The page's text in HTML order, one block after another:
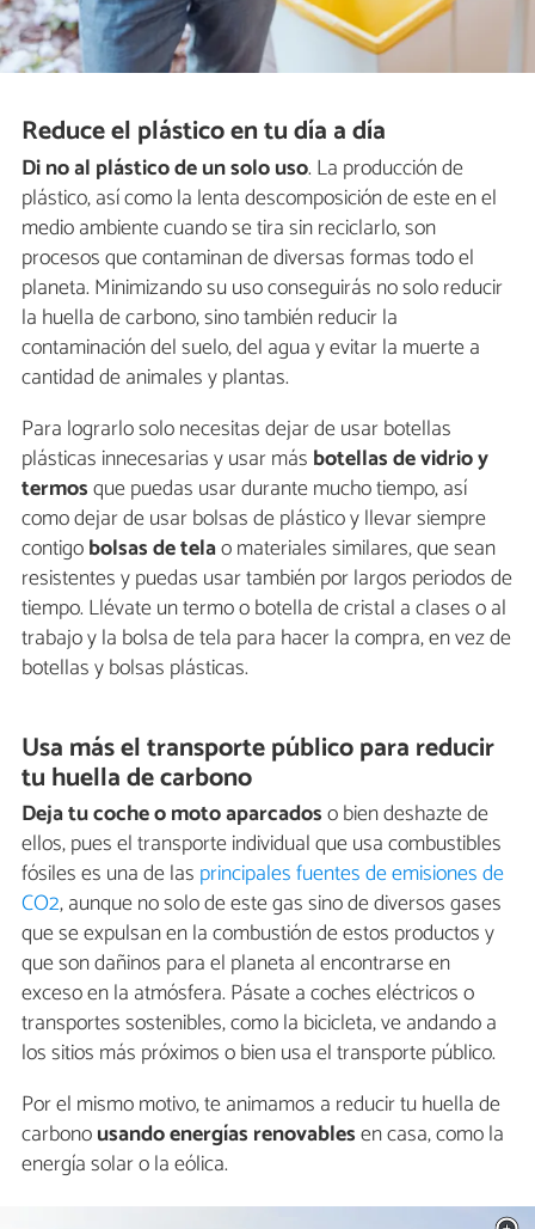
Reduce el plástico en tu día a día
Di no al plástico de un solo uso. La producción de
plástico, así como la lenta descomposición de este en el
medio ambiente cuando se tira sin reciclarlo, son
procesos que contaminan de diversas formas todo el
planeta. Minimizando su uso conseguirás no solo reducir
la huella de carbono, sino también reducir la
contaminación del suelo, del agua y evitar la muerte a
cantidad de animales y plantas.
Para lograrlo solo necesitas dejar de usar botellas
plásticas innecesarias y usar más botellas de vidrio y
termosque puedas usar durante mucho tiempo, así
como dejar de usar bolsas de plástico y llevar siempre
contigobolsas de telao materiales similares, que sean
resistentes y puedas usar también por largos periodos de
tiempo. Llévate un termo o botella de cristal a clases o al
trabajo y la bolsa de tela para hacer la compra, en vez de
botellas y bolsas plásticas.
Usa más el transporte público para reducir
tu huella de carbono
Deja tu coche o moto aparcadoso bien deshazte de
ellos, pues el transporte individual que usa combustibles
fósiles es una de las principales fuentes de emisiones de
CO2, aunque no solo de este gas sino de diversos gases
que se expulsan en la combustión de estos productos y
que son dañinos para el planeta al encontrarse en
exceso en la atmósfera. Pásate a coches eléctricos o
transportes sostenibles, como la bicicleta, ve andando a
los sitios más próximos o bien usa el transporte público.
Por el mismo motivo, te animamos a reducir tu huella de
carbonousando energías renovablesen casa, como la
energía solar o la eólica.